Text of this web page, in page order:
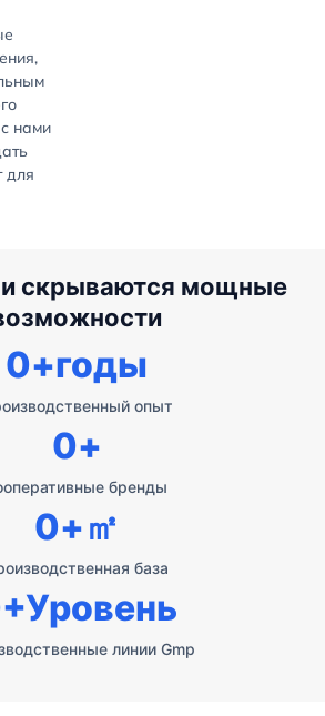
нами
для
скрываются мощные
опыт
0+годы
бренды
0+
база
0+㎡
линии Gmp
+Уровень